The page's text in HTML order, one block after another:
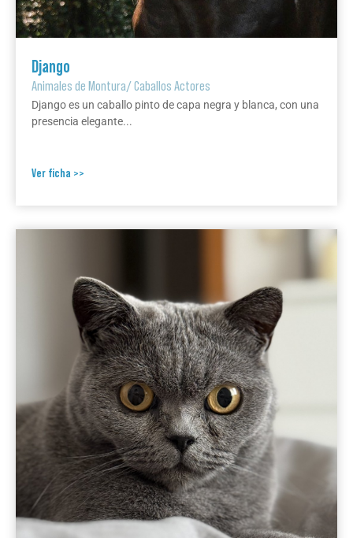
Django
Animales de Montura/Caballos Actores
Django es un caballo pinto de capa negra y blanca, con una
presencia elegante...
Ver ficha >>